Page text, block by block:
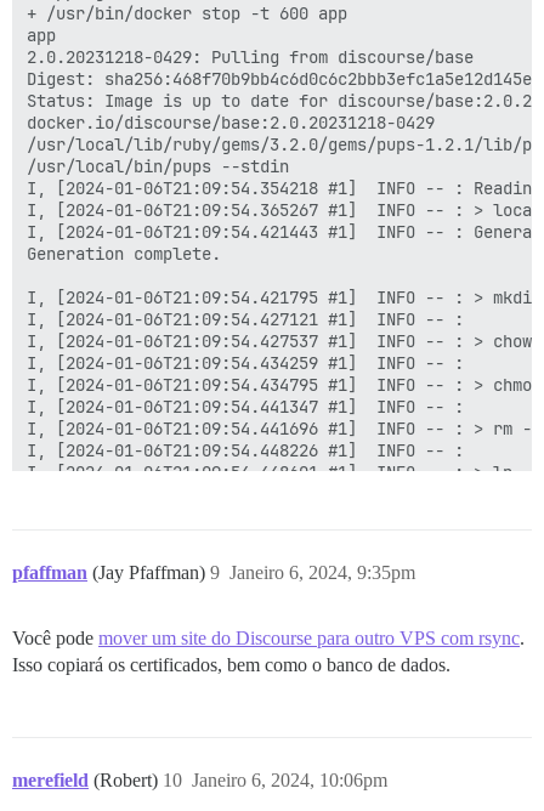
pfaffman (Jay Pfaffman) Janeiro 6, 2024, 9:35pm
9
Você pode mover um site do Discourse para outro VPS com rsync.
Isso copiará os certificados, bem como o banco de dados.
merefield (Robert) Janeiro 6, 2024, 10:06pm
10